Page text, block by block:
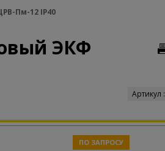
Пм-12 IP40
ЭКФ
Артикул :
ПО ЗАПРОСУ